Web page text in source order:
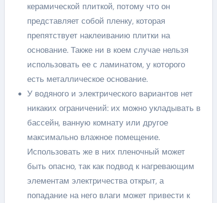
керамической плиткой, потому что он
представляет собой пленку, которая
препятствует наклеиванию плитки на
основание. Также ни в коем случае нельзя
использовать ее с ламинатом, у которого
есть металлическое основание.
У водяного и электрического вариантов нет
никаких ограничений: их можно укладывать в
бассейн, ванную комнату или другое
максимально влажное помещение.
Использовать же в них пленочный может
быть опасно, так как подвод к нагревающим
элементам электричества открыт, а
попадание на него влаги может привести к